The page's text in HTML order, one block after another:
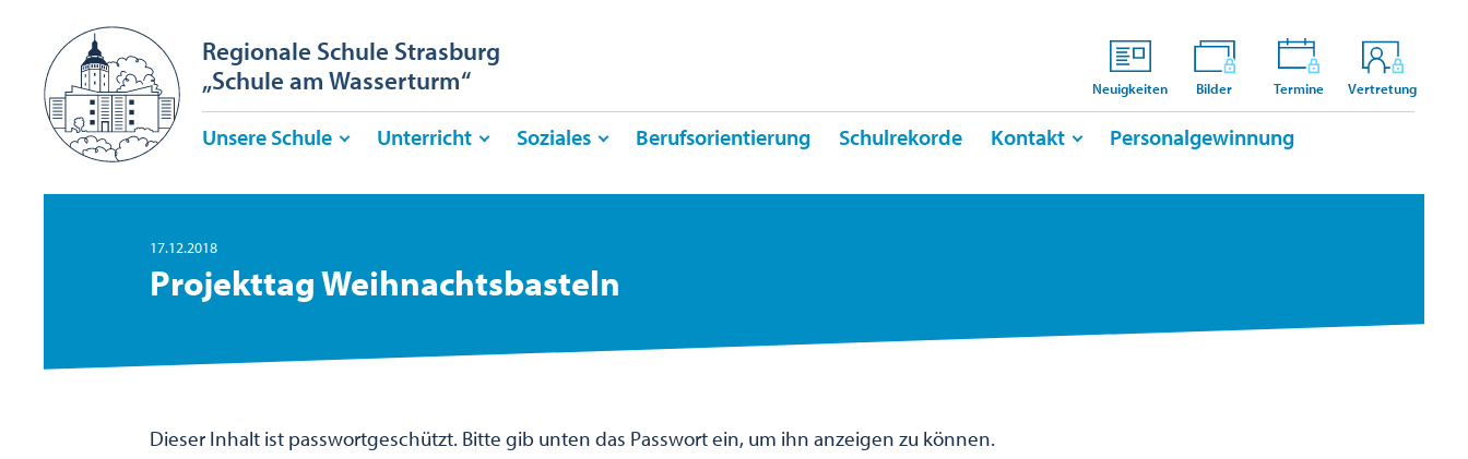
Neuigkeiten Bilder Termine Vertretung
Regionale Schule Strasburg
„Schule am Wasserturm“
Unsere Schule Unterricht Soziales Berufsorientierung Schulrekorde Kontakt Personalgewinnung
17.12.2018
Projekttag Weihnachtsbasteln
Dieser Inhalt ist passwortgeschützt. Bitte gib unten das Passwort ein, um ihn anzeigen zu können.